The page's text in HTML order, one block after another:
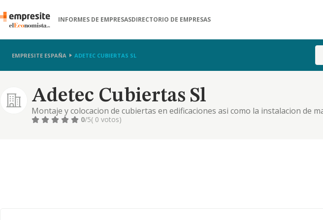
INFORMES DE EMPRESASDIRECTORIO DE EMPRESAS
EMPRESITE ESPAÑA ADETEC CUBIERTAS SL
Adetec Cubiertas Sl
Montaje y colocacion de cubiertas en edificaciones asi como la instalacion de
0/5( 0 votos)